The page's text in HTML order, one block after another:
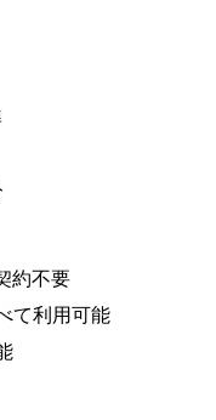
約不要
て利用可能